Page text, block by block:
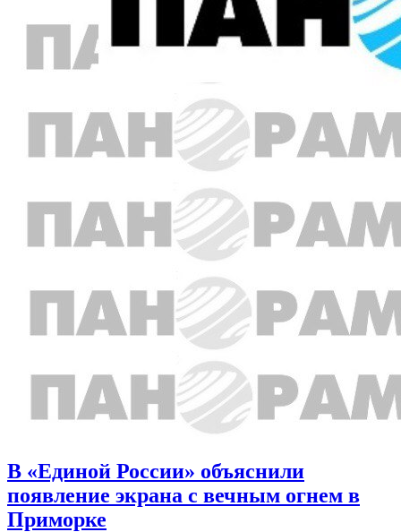
В «Единой России» объяснили
появление экрана с вечным огнем в
Приморке